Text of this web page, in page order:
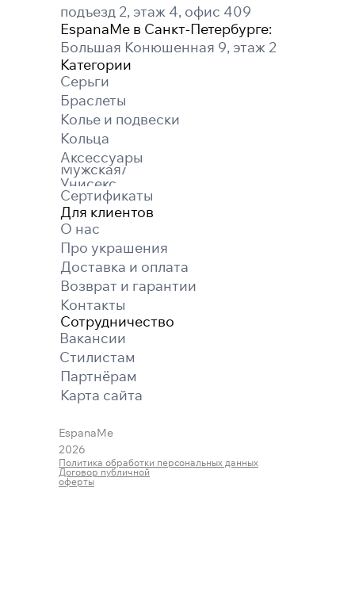
подъезд 2, этаж 4, офис 409
EspanaMe в Санкт-Петербурге:
Большая Конюшенная 9, этаж 2
Категории
Серьги
Браслеты
Колье и подвески
Кольца
Аксессуары
Мужская/
Унисекс
Сертификаты
Для клиентов
О нас
Про украшения
Доставка и оплата
Возврат и гарантии
Контакты
Сотрудничество
Вакансии
Cтилистам
Партнёрам
Карта cайта
EspanaMe
2026
Политика обработки персональных данных
Договор публичной
оферты